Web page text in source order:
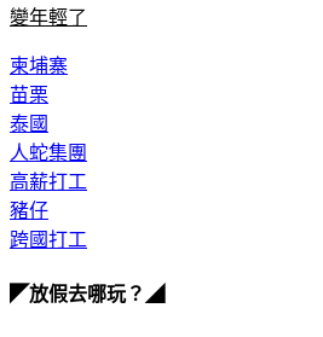
變年輕了
柬埔寨
苗栗
泰國
人蛇集團
高薪打工
豬仔
跨國打工
◤放假去哪玩？◢